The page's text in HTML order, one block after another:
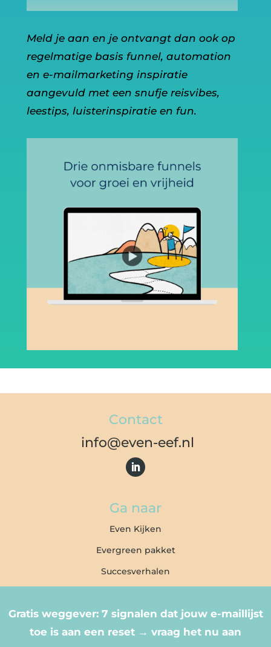
Meld je aan en je ontvangt dan ook op
regelmatige basis funnel, automation
en e-mailmarketing inspiratie
aangevuld met een snufje reisvibes,
leestips, luisterinspiratie en fun.
Contact
info@even-eef.nl
Ga naar
Even Kijken
Evergreen pakket
Succesverhalen
Gratisweggever: 7 signalen dat jouw e-maillijst
toe is aan een reset → vraag het nu aan